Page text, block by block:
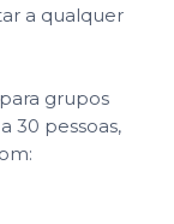
a qualquer
grupos
30 pessoas,